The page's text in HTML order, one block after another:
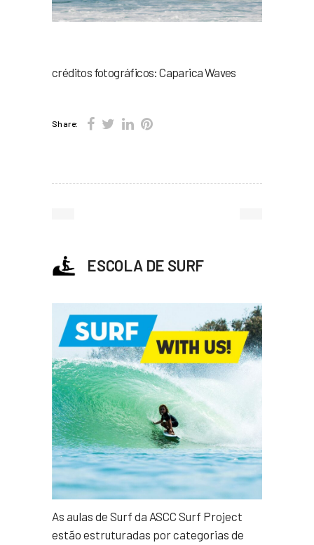
créditos fotográficos: Caparica Waves
Share:
ESCOLA DE SURF
As aulas de Surf da ASCC Surf Project
estão estruturadas por categorias de